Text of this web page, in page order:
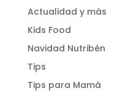
Actualidad y más
Kids Food
Navidad Nutribén
Tips
Tips para Mamá